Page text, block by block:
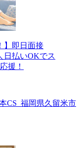
】即日面接
日払いOKでス
援！
CS_福岡県久留米市